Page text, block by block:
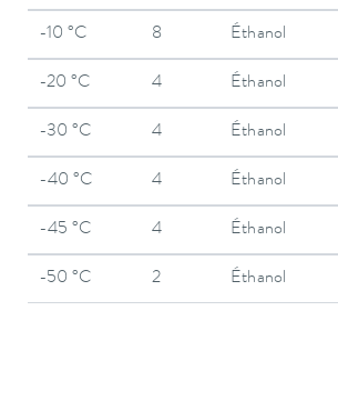
-10 °C 8 Éthanol
-20 °C 4 Éthanol
-30 °C 4 Éthanol
-40 °C 4 Éthanol
-45 °C 4 Éthanol
-50 °C 2 Éthanol